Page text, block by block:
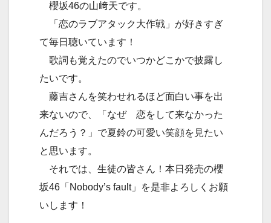
櫻坂46の山﨑天です。
「恋のラブアタック大作戦」が好きすぎ
て毎日聴いています！
歌詞も覚えたのでいつかどこかで披露し
たいです。
藤吉さんを笑わせれるほど面白い事を出
来ないので、「なぜ 恋をして来なかった
んだろう？」で夏鈴の可愛い笑顔を見たい
と思います。
それでは、生徒の皆さん！本日発売の櫻
坂46「Nobody’s fault」を是非よろしくお願
いします！